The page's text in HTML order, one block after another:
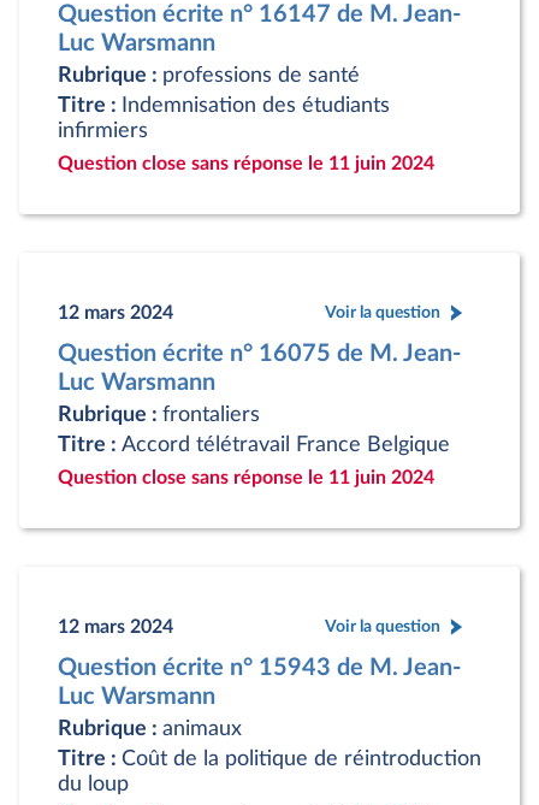
Question écrite n° 16147 de M. Jean-
Luc Warsmann
Rubrique : professions de santé
Titre :
Indemnisation des étudiants
infirmiers
Question close sans réponse le 11 juin 2024
12 mars 2024 Voir la question
Question écrite n° 16075 de M. Jean-
Luc Warsmann
Rubrique : frontaliers
Titre : Accord télétravail France Belgique
Question close sans réponse le 11 juin 2024
12 mars 2024 Voir la question
Question écrite n° 15943 de M. Jean-
Luc Warsmann
Rubrique : animaux
Titre : Coût de la politique de réintroduction
du loup